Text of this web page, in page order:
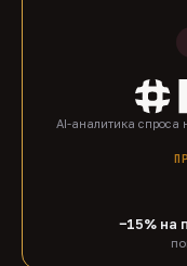
AI-аналитика спроса
−15% на